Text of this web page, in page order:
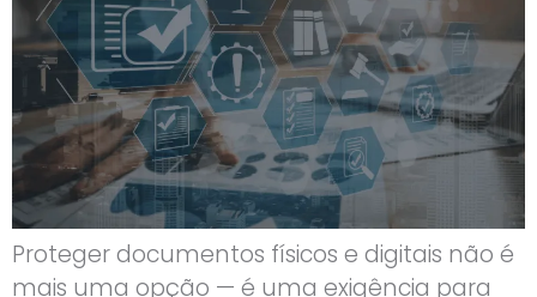
Proteger documentos físicos e digitais não é
mais uma opção — é uma exigência para